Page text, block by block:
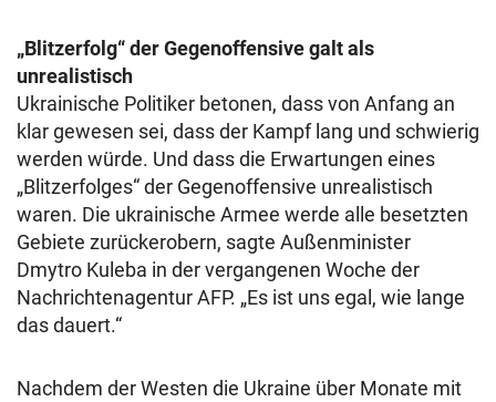
„Blitzerfolg“ der Gegenoffensive galt als
unrealistisch
Ukrainische Politiker betonen, dass von Anfang an
klar gewesen sei, dass der Kampf lang und schwierig
werden würde. Und dass die Erwartungen eines
„Blitzerfolges“ der Gegenoffensive unrealistisch
waren. Die ukrainische Armee werde alle besetzten
Gebiete zurückerobern, sagte Außenminister
Dmytro Kuleba in der vergangenen Woche der
Nachrichtenagentur AFP. „Es ist uns egal, wie lange
das dauert.“
Nachdem der Westen die Ukraine über Monate mit